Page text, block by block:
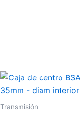
Transmisión